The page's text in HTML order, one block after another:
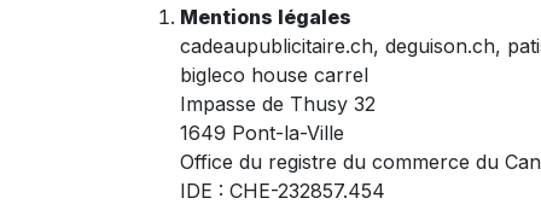
Mentions légales
cadeaupublicitaire.ch, deguison.ch,
bigleco house carrel
Impasse de Thusy 32
1649 Pont-la-Ville
Office du registre du commerce du
IDE : CHE-232857.454